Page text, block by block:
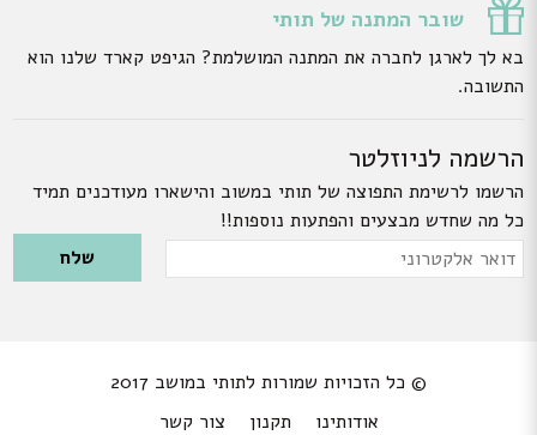
שובר המתנה של תותי
בא לך לארגן לחברה את המתנה המושלמת? הגיפט קארד שלנו הוא
התשובה.
הרשמה לניוזלטר
הרשמו לרשימת התפוצה של תותי במשוב והישארו מעודכנים תמיד
כל מה שחדש מבצעים והפתעות נוספות!!
Please leave this field empty.
דואר
© כל הזכויות שמורות לתותי במושב 2017
אודותינו
תקנון צור קשר